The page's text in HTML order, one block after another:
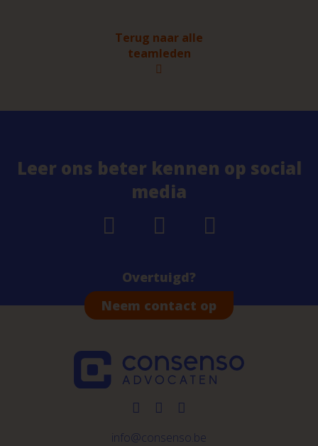
Terug naar alle
teamleden
Leer ons beter kennen op social
media
Overtuigd?
Neem contact op
info@consenso.be